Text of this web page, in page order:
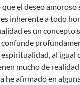
el deseo amoroso
inherente a todo
es un concepto
al igual
mucho de
he afirmado en